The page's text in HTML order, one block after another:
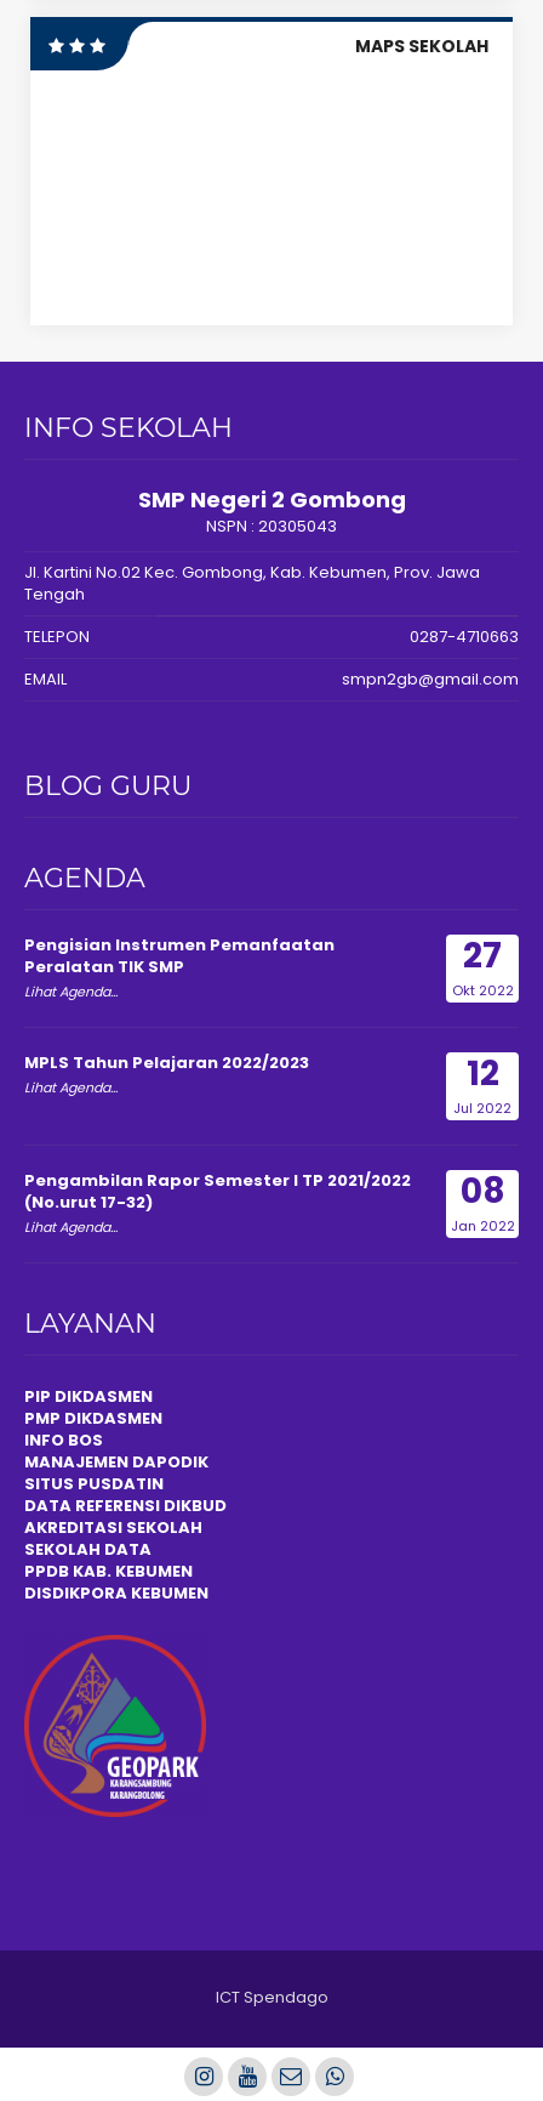
MAPS SEKOLAH
INFO SEKOLAH
SMP Negeri 2 Gombong
NSPN : 20305043
Jl. Kartini No.02 Kec. Gombong, Kab. Kebumen, Prov. Jawa
Tengah
TELEPON
0287-4710663
EMAIL
smpn2gb@gmail.com
BLOG GURU
AGENDA
27
Okt 2022
Pengisian Instrumen Pemanfaatan
Peralatan TIK SMP
Lihat Agenda...
12
Jul 2022
MPLS Tahun Pelajaran 2022/2023
Lihat Agenda...
08
Jan 2022
Pengambilan Rapor Semester I TP 2021/2022
(No.urut 17-32)
Lihat Agenda...
LAYANAN
PIP DIKDASMEN
PMP DIKDASMEN
INFO BOS
MANAJEMEN DAPODIK
SITUS PUSDATIN
DATA REFERENSI DIKBUD
AKREDITASI SEKOLAH
SEKOLAH DATA
PPDB KAB. KEBUMEN
DISDIKPORA KEBUMEN
ICT Spendago